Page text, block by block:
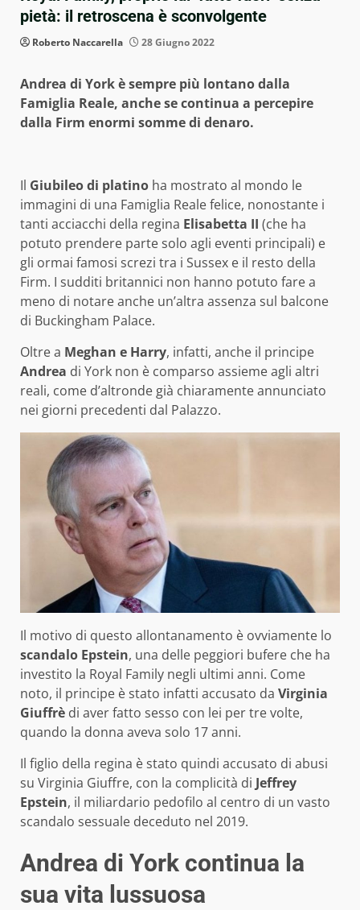
pietà: il retroscena è sconvolgente
Roberto Naccarella 28 Giugno 2022
Andrea di York è sempre più lontano dalla
Famiglia Reale, anche se continua a percepire
dalla Firm enormi somme di denaro.
Il Giubileo di platino ha mostrato al mondo le
immagini di una Famiglia Reale felice, nonostante i
tanti acciacchi della regina Elisabetta II (che ha
potuto prendere parte solo agli eventi principali) e
gli ormai famosi screzi tra i Sussex e il resto della
Firm. I sudditi britannici non hanno potuto fare a
meno di notare anche un’altra assenza sul balcone
di Buckingham Palace.
Oltre a Meghan e Harry, infatti, anche il principe
Andrea di York non è comparso assieme agli altri
reali, come d’altronde già chiaramente annunciato
nei giorni precedenti dal Palazzo.
Il motivo di questo allontanamento è ovviamente lo
scandalo Epstein, una delle peggiori bufere che ha
investito la Royal Family negli ultimi anni. Come
noto, il principe è stato infatti accusato da Virginia
Giuffrè di aver fatto sesso con lei per tre volte,
quando la donna aveva solo 17 anni.
Il figlio della regina è stato quindi accusato di abusi
su Virginia Giuffre, con la complicità di Jeffrey
Epstein, il miliardario pedofilo al centro di un vasto
scandalo sessuale deceduto nel 2019.
Andrea di York continua la
sua vita lussuosa